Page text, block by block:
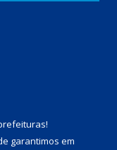
!
garantimos em